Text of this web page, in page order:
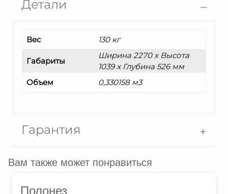
Детали
Вес 130 кг
Габариты
Ширина 2270 x Высота
1039 x Глубина 526 мм
Объем
0,330158 м3
Гарантия
Вам также может понравиться
Полонез